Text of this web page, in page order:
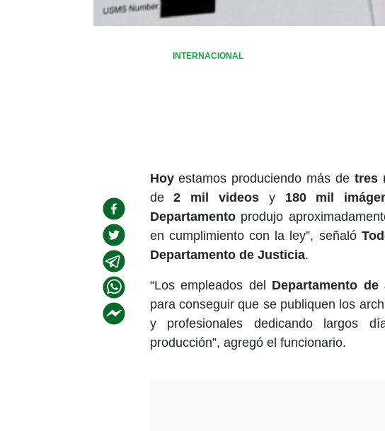
INTERNACIONAL
Hoyestamos produciendo más de tres
de2 mil videosy 180 mil
Departamentoprodujo
en cumplimiento con la ley”, señaló
Departamento de Justicia.
“Los empleados del Departamento de
para conseguir que se publiquen los
y profesionales dedicando largos
producción”, agregó el funcionario.